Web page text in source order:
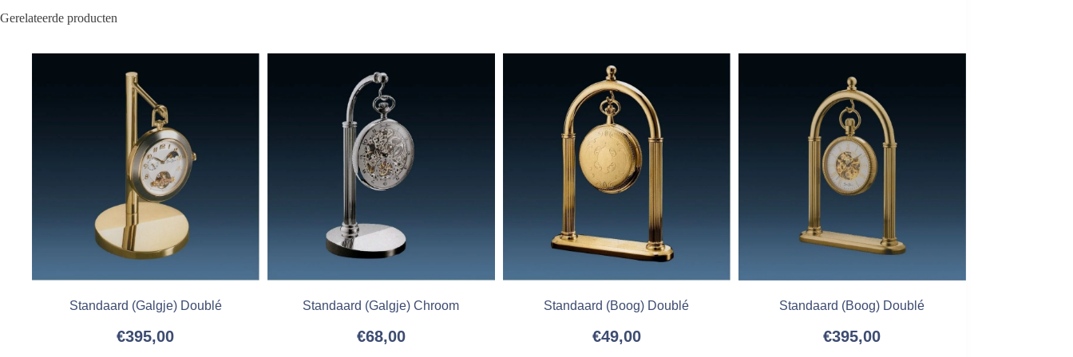
Gerelateerde producten
Standaard (Galgje) Doublé
€395,00
Standaard (Galgje) Chroom
€68,00
Standaard (Boog) Doublé
€49,00
Standaard (Boog) Doublé
€395,00